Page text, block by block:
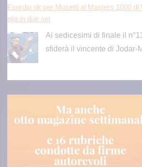
Esordio ok per Musetti al Masters 1000 di
ejia in due set
Ai sedicesimi di finale il
sfiderà il vincente di Jodar-